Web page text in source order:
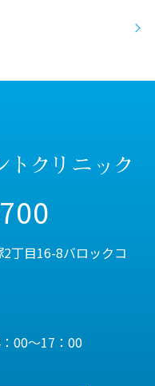
丁目16-8バロックコ
00～17：00